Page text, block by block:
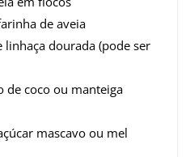
de aveia
linhaça dourada (pode ser
de coco ou manteiga
mascavo ou mel